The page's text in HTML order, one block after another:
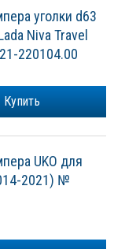
уголки d63
Niva Travel
220104.00
Купить
UKO для
2021) №